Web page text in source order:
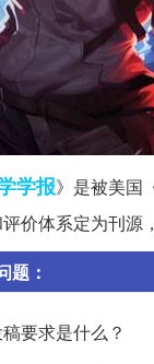
学报》是被美国
价体系定为刊源
题：
要求是什么？